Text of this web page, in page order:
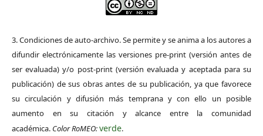
3. Condiciones de auto-archivo. Se permite y se anima a los autores a
difundir electrónicamente las versiones pre-print (versión antes de
ser evaluada) y/o post-print (versión evaluada y aceptada para su
publicación) de sus obras antes de su publicación, ya que favorece
su circulación y difusión más temprana y con ello un posible
aumento en su citación y alcance entre la comunidad
académica. Color RoMEO:verde.